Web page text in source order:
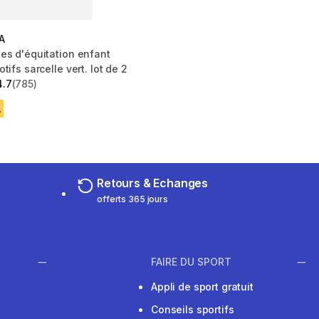
d'équitation enfant
sarcelle vert. lot de 2
stars from 785 reviews
(785)
Retours & Echanges
offerts 365 jours
FAIRE DU SPORT
Appli de sport gratuit
Conseils sportifs